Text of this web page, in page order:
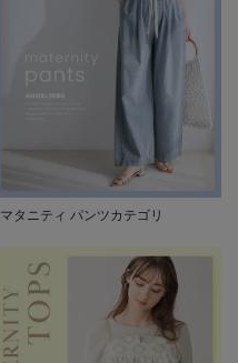
マタニティ パンツカテゴリ